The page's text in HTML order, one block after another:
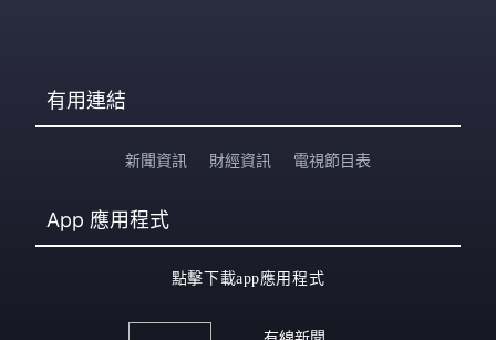
有用連結
新聞資訊 財經資訊 電視節目表
App 應用程式
點擊下載app應用程式